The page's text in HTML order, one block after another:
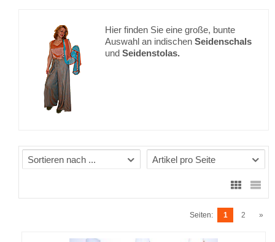
Hier finden Sie eine große, bunte
Auswahl an indischen Seidenschals
und Seidenstolas.
Sortieren nach ... Artikel pro Seite
Seiten: 1 2 »